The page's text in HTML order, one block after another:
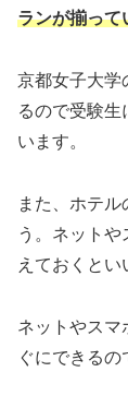
ランが揃って
京都女子大学
るので受験生
います。
また、ホテ
う。ネット
えておくとい
ネットやスマ
ぐにできるの